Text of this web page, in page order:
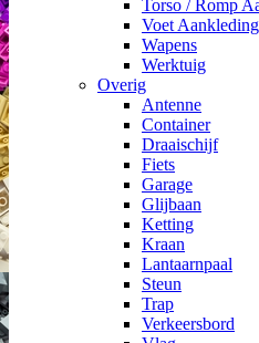
Torso / Romp
Voet Aankleding
Wapens
Werktuig
Overig
Antenne
Container
Draaischijf
Fiets
Garage
Glijbaan
Ketting
Kraan
Lantaarnpaal
Steun
Trap
Verkeersbord